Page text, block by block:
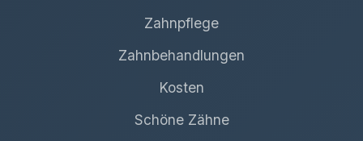
Zahnpflege
Zahnbehandlungen
Kosten
Schöne Zähne